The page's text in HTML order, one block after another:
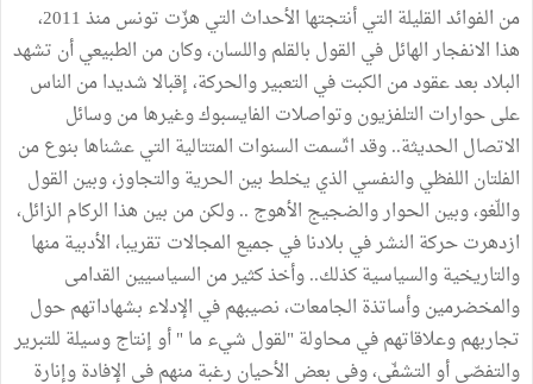
من الفوائد القليلة التي أنتجتها الأحداث التي هزّت تونس منذ 2011،
هذا الانفجار الهائل في القول بالقلم واللسان، وكان من الطبيعي أن تشهد
البلاد بعد عقود من الكبت في التعبير والحركة، إقبالا شديدا من الناس
على حوارات التلفزيون وتواصلات الفايسبوك وغيرها من وسائل
الاتصال الحديثة.. وقد اتّسمت السنوات المتتالية التي عشناها بنوع من
الفلتان اللفظي والنفسي الذي يخلط بين الحرية والتجاوز، وبين القول
واللّغو، وبين الحوار والضجيج الأهوج .. ولكن من بين هذا الركام الزائل،
ازدهرت حركة النشر في بلادنا في جميع المجالات تقريبا، الأدبية منها
والتاريخية والسياسية كذلك.. وأخذ كثير من السياسيين القدامى
والمخضرمين وأساتذة الجامعات، نصيبهم في الإدلاء بشهاداتهم حول
تجاربهم وعلاقاتهم في محاولة "لقول شيء ما " أو إنتاج وسيلة للتبرير
والتفصّي أو التشفّي، وفي بعض الأحيان رغبة منهم في الإفادة وإنارة